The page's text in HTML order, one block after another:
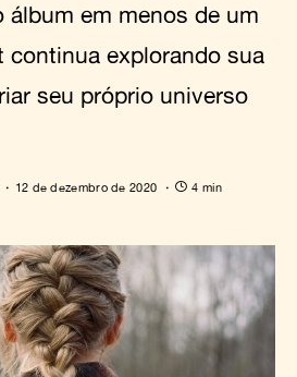
álbum em menos de um
continua explorando sua
seu próprio universo
12 de dezembro de 2020 4 min